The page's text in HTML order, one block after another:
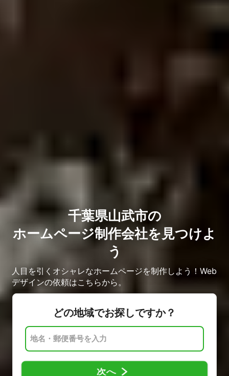
千葉県山武市の
ホームページ制作会社を見つけよ
う
人目を引くオシャレなホームページを制作しよう！Web
デザインの依頼はこちらから。
どの地域でお探しですか？
次へ